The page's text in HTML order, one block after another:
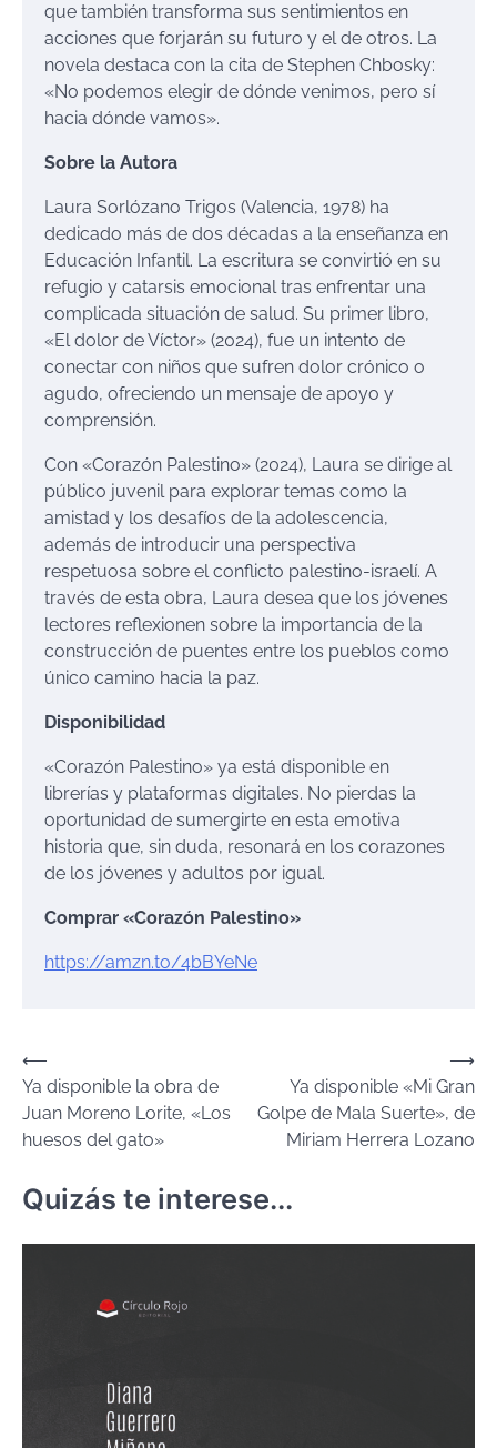
que también transforma sus sentimientos en
acciones que forjarán su futuro y el de otros. La
novela destaca con la cita de Stephen Chbosky:
«No podemos elegir de dónde venimos, pero sí
hacia dónde vamos».
Sobre la Autora
Laura Sorlózano Trigos (Valencia, 1978) ha
dedicado más de dos décadas a la enseñanza en
Educación Infantil. La escritura se convirtió en su
refugio y catarsis emocional tras enfrentar una
complicada situación de salud. Su primer libro,
«El dolor de Víctor» (2024), fue un intento de
conectar con niños que sufren dolor crónico o
agudo, ofreciendo un mensaje de apoyo y
comprensión.
Con «Corazón Palestino» (2024), Laura se dirige al
público juvenil para explorar temas como la
amistad y los desafíos de la adolescencia,
además de introducir una perspectiva
respetuosa sobre el conflicto palestino-israelí. A
través de esta obra, Laura desea que los jóvenes
lectores reflexionen sobre la importancia de la
construcción de puentes entre los pueblos como
único camino hacia la paz.
Disponibilidad
«Corazón Palestino» ya está disponible en
librerías y plataformas digitales. No pierdas la
oportunidad de sumergirte en esta emotiva
historia que, sin duda, resonará en los corazones
de los jóvenes y adultos por igual.
Comprar «Corazón Palestino»
https://amzn.to/4bBYeNe
Navegación
de
entradas
⟵
Ya disponible la obra de
Juan Moreno Lorite, «Los
huesos del gato»
Ya disponible «Mi Gran
Golpe de Mala Suerte», de
Miriam Herrera Lozano
⟶
Quizás te interese...